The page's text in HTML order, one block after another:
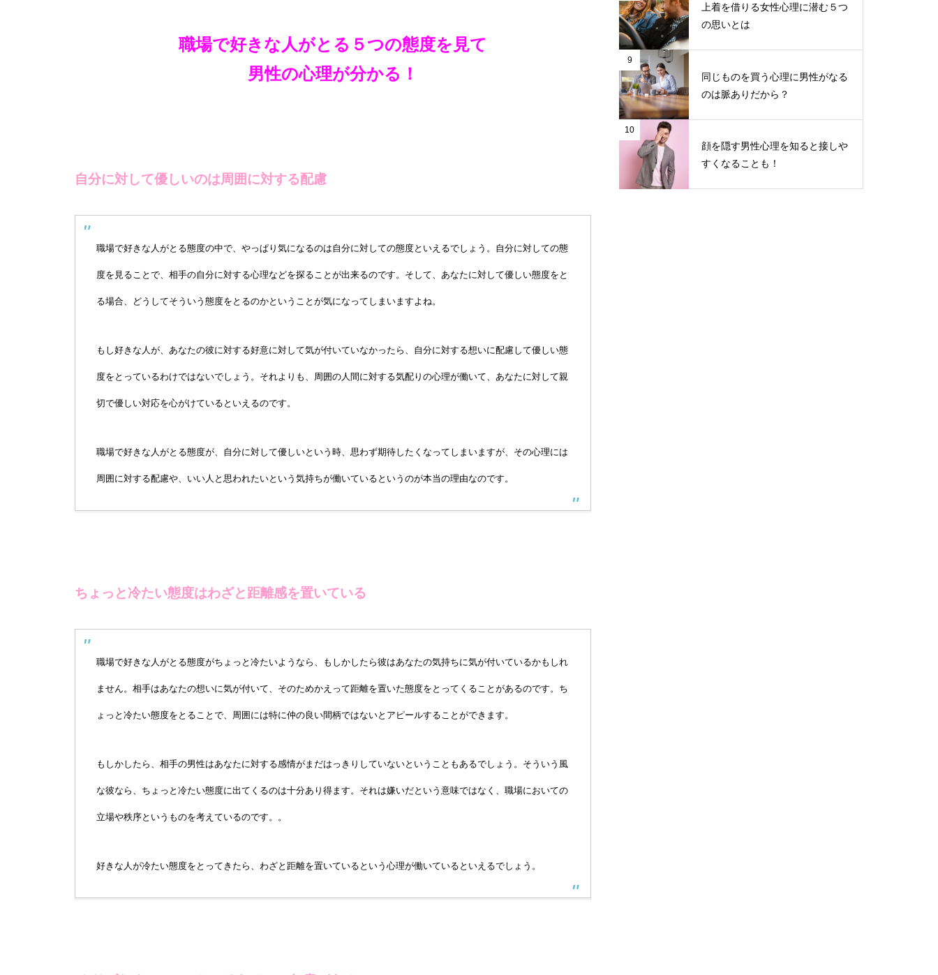
職場で好きな人がとる５つの態度を見て
男性の心理が分かる！
自分に対して優しいのは周囲に対する配慮
職場で好きな人がとる態度の中で、やっぱり気になるのは自分に対しての態度といえるでしょう。自分に対しての態
度を見ることで、相手の自分に対する心理などを探ることが出来るのです。そして、あなたに対して優しい態度をと
る場合、どうしてそういう態度をとるのかということが気になってしまいますよね。
もし好きな人が、あなたの彼に対する好意に対して気が付いていなかったら、自分に対する想いに配慮して優しい態
度をとっているわけではないでしょう。それよりも、周囲の人間に対する気配りの心理が働いて、あなたに対して親
切で優しい対応を心がけているといえるのです。
職場で好きな人がとる態度が、自分に対して優しいという時、思わず期待したくなってしまいますが、その心理には
周囲に対する配慮や、いい人と思われたいという気持ちが働いているというのが本当の理由なのです。
ちょっと冷たい態度はわざと距離感を置いている
職場で好きな人がとる態度がちょっと冷たいようなら、もしかしたら彼はあなたの気持ちに気が付いているかもしれ
ません。相手はあなたの想いに気が付いて、そのためかえって距離を置いた態度をとってくることがあるのです。ち
ょっと冷たい態度をとることで、周囲には特に仲の良い間柄ではないとアピールすることができます。
もしかしたら、相手の男性はあなたに対する感情がまだはっきりしていないということもあるでしょう。そういう風
な彼なら、ちょっと冷たい態度に出てくるのは十分あり得ます。それは嫌いだという意味ではなく、職場においての
立場や秩序というものを考えているのです。。
好きな人が冷たい態度をとってきたら、わざと距離を置いているという心理が働いているといえるでしょう。
上着を借りる女性心理に潜む５つ
の思いとは
9
同じものを買う心理に男性がなる
のは脈ありだから？
10
顔を隠す男性心理を知ると接しや
すくなることも！